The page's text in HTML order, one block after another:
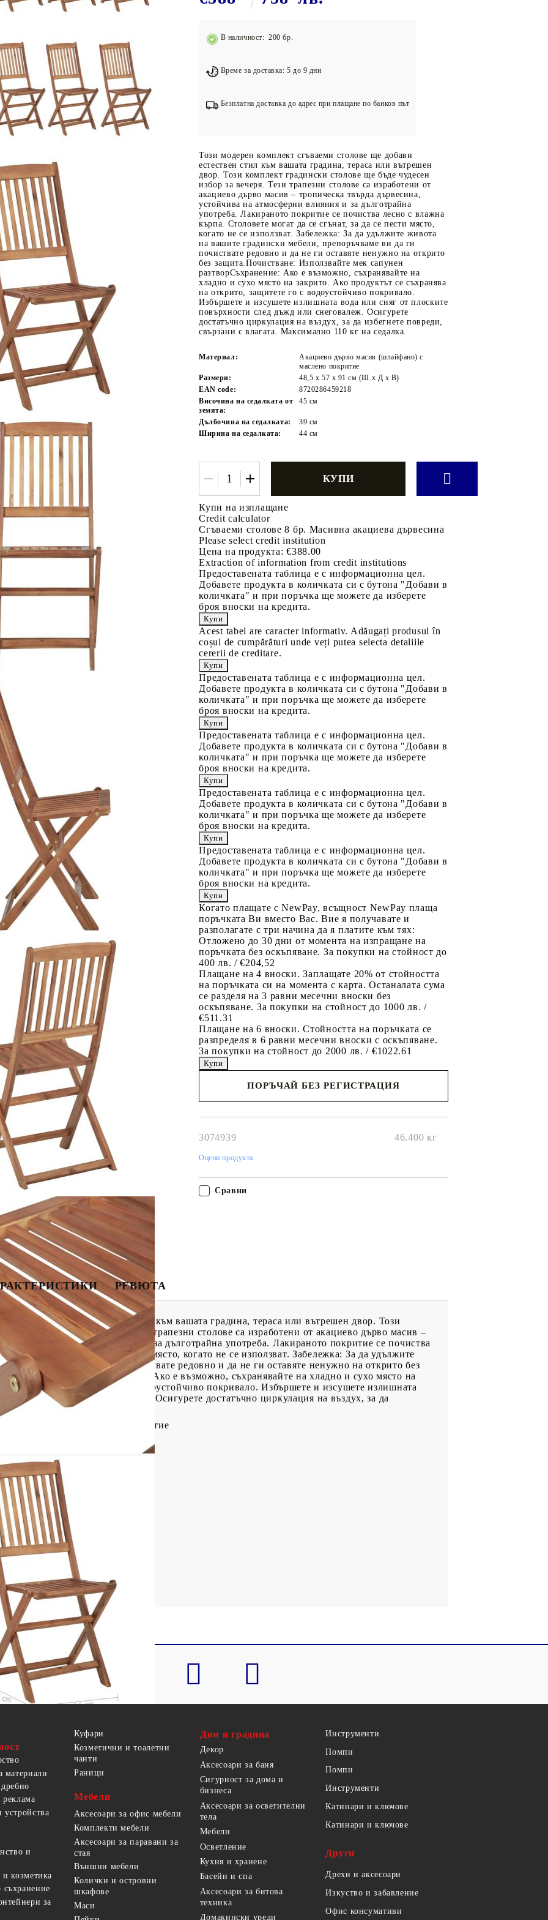
Подложки за фитнес уреди
Силови кули
Йога и пилатес
В наличност: 200 бр.
Време за доставка: 5 до 9 дни
Безплатна доставка до адрес при плащане по банков път
Този модерен комплект сгъваеми столове ще добави
естествен стил към вашата градина, тераса или вътрешен
двор. Този комплект градински столове ще бъде чудесен
избор за вечеря. Тези трапезни столове са изработени от
акациево дърво масив – тропическа твърда дървесина,
устойчива на атмосферни влияния и за дълготрайна
употреба. Лакираното покритие се почиства лесно с влажна
кърпа. Столовете могат да се сгънат, за да се пести място,
когато не се използват. Забележка: За да удължите живота
на вашите градински мебели, препоръчваме ви да ги
почиствате редовно и да не ги оставяте ненужно на открито
без защита.Почистване: Използвайте мек сапунен
разтворСъхранение: Ако е възможно, съхранявайте на
хладно и сухо място на закрито. Ако продуктът се съхранява
на открито, защитете го с водоустойчиво покривало.
Избършете и изсушете излишната вода или сняг от плоските
повърхности след дъжд или снеговалеж. Осигурете
достатъчно циркулация на въздух, за да избегнете повреди,
свързани с влагата. Максимално 110 кг на седалка.
Материал:
Акациево дърво масив (шлайфано) с
маслено покритие
Размери:
48,5 x 57 x 91 см (Ш x Д x В)
EAN code:
8720286459218
Височина на седалката от
земята:
45 см
Дълбочина на седалката:
39 см
Ширина на седалката:
44 см
Купи на изплащане
Credit calculator
Сгъваеми столове 8 бр. Масивна акациева дървесина
Please select credit institution
Цена на продукта: €388.00
Extraction of information from credit institutions
Предоставената таблица е с информационна цел.
Добавете продукта в количката си с бутона "Добави в
количката" и при поръчка ще можете да изберете
броя вноски на кредита.
Acest tabel are caracter informativ. Adăugați produsul în
coșul de cumpărături unde veți putea selecta detaliile
cererii de creditare.
Предоставената таблица е с информационна цел.
Добавете продукта в количката си с бутона "Добави в
количката" и при поръчка ще можете да изберете
броя вноски на кредита.
Предоставената таблица е с информационна цел.
Добавете продукта в количката си с бутона "Добави в
количката" и при поръчка ще можете да изберете
броя вноски на кредита.
Предоставената таблица е с информационна цел.
Добавете продукта в количката си с бутона "Добави в
количката" и при поръчка ще можете да изберете
броя вноски на кредита.
Предоставената таблица е с информационна цел.
Добавете продукта в количката си с бутона "Добави в
количката" и при поръчка ще можете да изберете
броя вноски на кредита.
Когато плащате с NewPay, всъщност NewPay плаща
поръчката Ви вместо Вас. Вие я получавате и
разполагате с три начина да я платите към тях:
Отложено до 30 дни от момента на изпращане на
поръчката без оскъпяване. За покупки на стойност до
400 лв. / €204,52
Плащане на 4 вноски. Заплащате 20% от стойността
на поръчката си на момента с карта. Останалата сума
се разделя на 3 равни месечни вноски без
оскъпяване. За покупки на стойност до 1000 лв. /
€511.31
Плащане на 6 вноски. Стойността на поръчката се
разпределя в 6 равни месечни вноски с оскъпяване.
За покупки на стойност до 2000 лв. / €1022.61
ПОРЪЧАЙ БЕЗ РЕГИСТРАЦИЯ
3074939 46.400 кг
Оцени продукта
Сравни
РЕВЮТА
ще добави естествен стил към вашата градина, тераса или вътрешен двор. Този
чудесен избор за вечеря. Тези трапезни столове са изработени от акациево дърво масив –
на атмосферни влияния и за дълготрайна употреба. Лакираното покритие се почиства
да се сгънат, за да се пести място, когато не се използват. Забележка: За да удължите
препоръчваме ви да ги почиствате редовно и да не ги оставяте ненужно на открито без
сапунен разтворСъхранение: Ако е възможно, съхранявайте на хладно и сухо място на
на открито, защитете го с водоустойчиво покривало. Избършете и изсушете излишната
след дъжд или снеговалеж. Осигурете достатъчно циркулация на въздух, за да
(шлайфано) с маслено покритие
45 см
материали
и
козметика
за
Куфари
Козметични и тоалетни
чанти
Раници
Мебели
Аксесоари за офис мебели
Комплекти мебели
Аксесоари за паравани за
стая
Външни мебели
Колички и островни
шкафове
Маси
Дом и градина
Декор
Аксесоари за баня
Сигурност за дома и
бизнеса
Аксесоари за осветителни
тела
Мебели
Осветление
Кухня и хранене
Басейн и спа
Аксесоари за битова
техника
Домакински уреди
Инструменти
Помпи
Помпи
Инструменти
Катинари и ключове
Катинари и ключове
Други
Дрехи и аксесоари
Изкуство и забавление
Офис консумативи